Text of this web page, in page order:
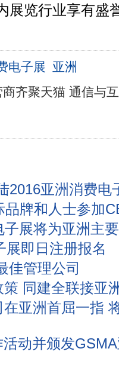
展览行业享有盛
电子展 亚洲
齐聚天猫 通信与
2016亚洲消费电
牌和人士参加
展将为亚洲主
展即日注册报名
佳管理公司
同建全联接亚
亚洲首屈一指
动并颁发